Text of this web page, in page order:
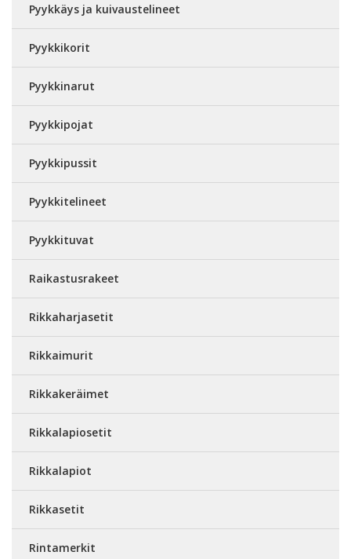
Pyykkäys ja kuivaustelineet
Pyykkikorit
Pyykkinarut
Pyykkipojat
Pyykkipussit
Pyykkitelineet
Pyykkituvat
Raikastusrakeet
Rikkaharjasetit
Rikkaimurit
Rikkakeräimet
Rikkalapiosetit
Rikkalapiot
Rikkasetit
Rintamerkit